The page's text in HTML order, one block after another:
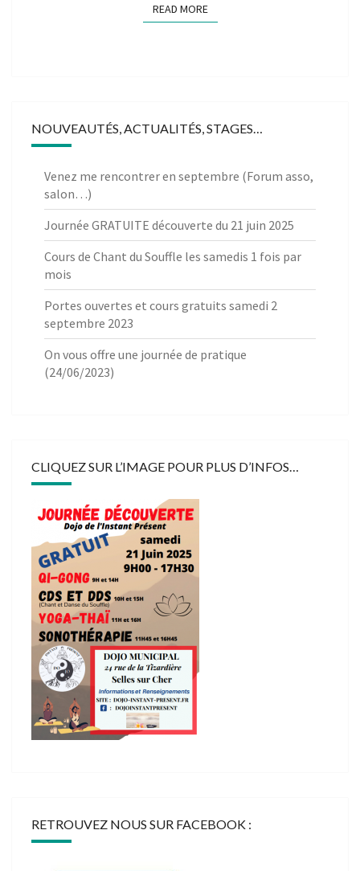
READ MOREREAD MORE
NOUVEAUTÉS, ACTUALITÉS, STAGES…
Venez me rencontrer en septembre (Forum asso,
salon…)
Journée GRATUITE découverte du 21 juin 2025
Cours de Chant du Souffle les samedis 1 fois par
mois
Portes ouvertes et cours gratuits samedi 2
septembre 2023
On vous offre une journée de pratique
(24/06/2023)
CLIQUEZ SUR L’IMAGE POUR PLUS D’INFOS…
RETROUVEZ NOUS SUR FACEBOOK :